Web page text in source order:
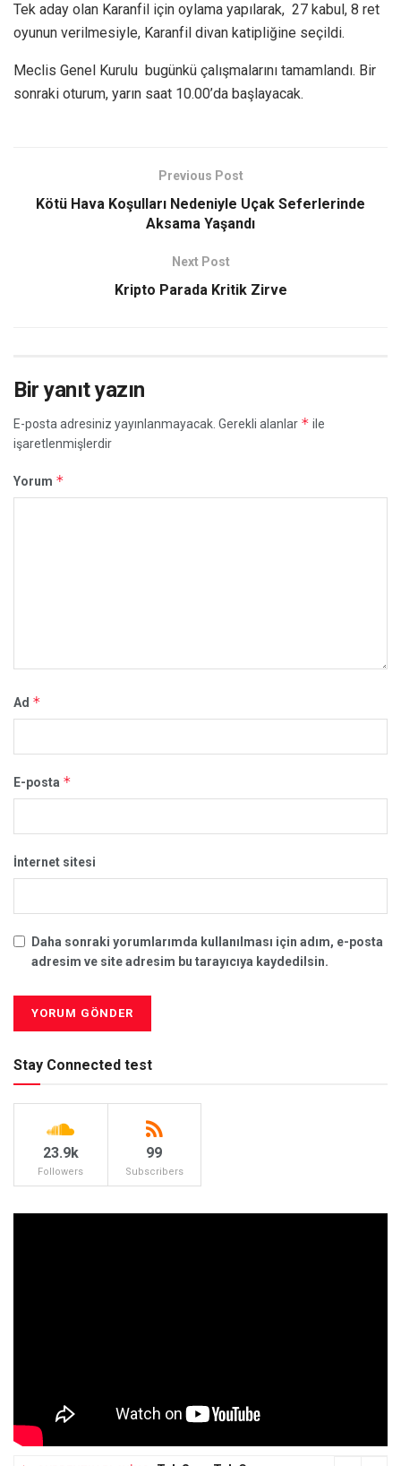
Tek aday olan Karanfil için oylama yapılarak, 27 kabul, 8 ret
oyunun verilmesiyle, Karanfil divan katipliğine seçildi.
Meclis Genel Kurulu bugünkü çalışmalarını tamamlandı. Bir
sonraki oturum, yarın saat 10.00’da başlayacak.
Previous Post
Kötü Hava Koşulları Nedeniyle Uçak Seferlerinde
Aksama Yaşandı
Next Post
Kripto Parada Kritik Zirve
Bir yanıt yazın
E-posta adresiniz yayınlanmayacak. Gerekli alanlar * ile
işaretlenmişlerdir
Yorum *
Ad *
E-posta *
İnternet sitesi
Daha sonraki yorumlarımda kullanılması için adım, e-posta
adresim ve site adresim bu tarayıcıya kaydedilsin.
Stay Connected test
23.9k
Followers
99
Subscribers